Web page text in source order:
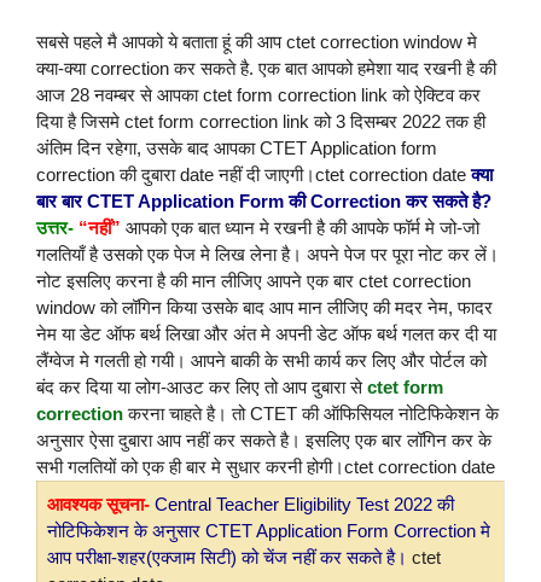
सबसे पहले मै आपको ये बताता हूं की आप ctet correction window मे
क्या-क्या correction कर सकते है. एक बात आपको हमेशा याद रखनी है की
आज 28 नवम्बर से आपका ctet form correction link को ऐक्टिव कर
दिया है जिसमे ctet form correction link को 3 दिसम्बर 2022 तक ही
अंतिम दिन रहेगा, उसके बाद आपका CTET Application form
correction की दुबारा date नहीं दी जाएगी।ctet correction date क्या
बार बार CTET Application Form की Correction कर सकते है?
उत्तर- “नहीं” आपको एक बात ध्यान मे रखनी है की आपके फॉर्म मे जो-जो
गलतियाँ है उसको एक पेज मे लिख लेना है। अपने पेज पर पूरा नोट कर लें।
नोट इसलिए करना है की मान लीजिए आपने एक बार ctet correction
window को लॉगिन किया उसके बाद आप मान लीजिए की मदर नेम, फादर
नेम या डेट ऑफ बर्थ लिखा और अंत मे अपनी डेट ऑफ बर्थ गलत कर दी या
लैंग्वेज मे गलती हो गयी। आपने बाकी के सभी कार्य कर लिए और पोर्टल को
बंद कर दिया या लोग-आउट कर लिए तो आप दुबारा सेctet form
correctionकरना चाहते है। तो CTET की ऑफिसियल नोटिफिकेशन के
अनुसार ऐसा दुबारा आप नहीं कर सकते है। इसलिए एक बार लॉगिन कर के
सभी गलतियों को एक ही बार मे सुधार करनी होगी।ctet correction date
आवश्यक सूचना- Central Teacher Eligibility Test 2022 की
नोटिफिकेशन के अनुसार CTET Application Form Correction मे
आप परीक्षा-शहर(एक्जाम सिटी) को चेंज नहीं कर सकते है। ctet